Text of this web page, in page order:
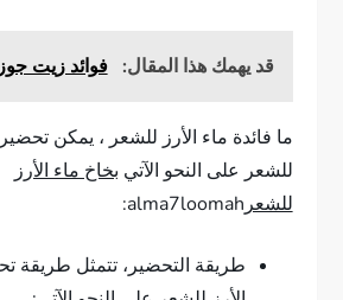
قد يهمك هذا المقال: فوائد زيت
ما فائدة ماء الأرز للشعر ، يمكن تحضير
للشعر على النحو الآتي بخاخ ماء الأرز
للشعر alma7loomah:
طريقة التحضير، تتمثل طريقة